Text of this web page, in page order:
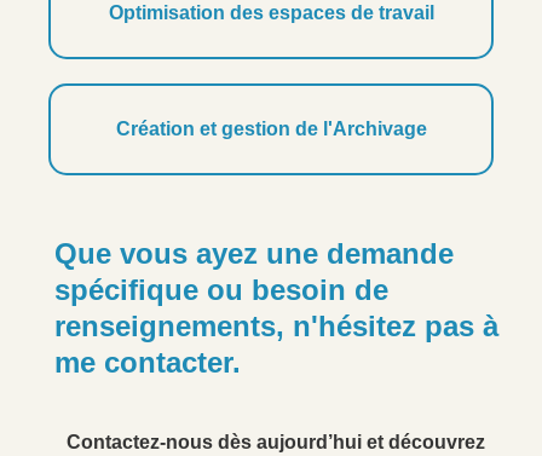
Optimisation des espaces de travail
Création et gestion de l'Archivage
Que vous ayez une demande
spécifique ou besoin de
renseignements, n'hésitez pas à
me contacter.
Contactez-nous dès aujourd’hui et découvrez